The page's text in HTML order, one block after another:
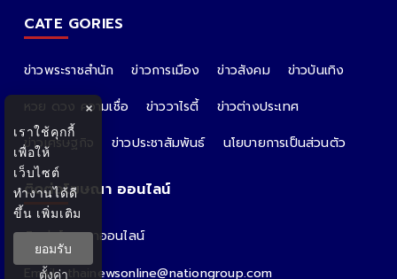
CATE GORIES
ข่าวพระราชสำนัก ข่าวการเมือง ข่าวสังคม
ข่าวบันเทิง
หวย ดวง ความเชื่อ
ข่าววาไรตี้
ข่าวต่างประเทศ
ข่าวเศรษฐกิจ
ข่าวประชาสัมพันธ์ นโยบายการเป็นส่วนตัว
ติดต่อโฆษณา ออนไลน์
ติดต่อโฆษณาออนไลน์
คุณอ้อ
Email : thainewsonline@nationgroup.com
×
เราใช้คุกกี้
เพื่อให้
เว็บไซต์
ทำงานได้ดี
ขึ้น เพิ่มเติม
ยอมรับ
ตั้งค่า